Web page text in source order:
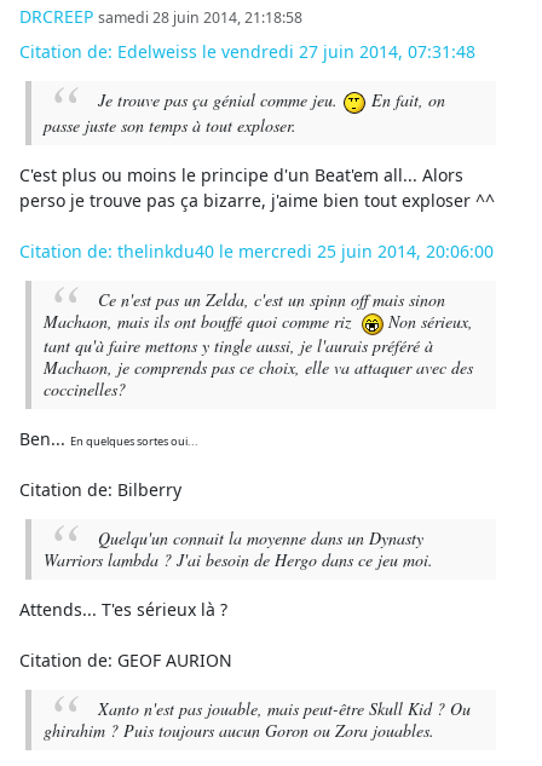
DRCREEP samedi 28 juin 2014, 21:18:58
Citation de: Edelweiss le vendredi 27 juin 2014, 07:31:48
Je trouve pas ça génial comme jeu.
En fait, on
passe juste son temps à tout exploser.
C'est plus ou moins le principe d'un Beat'em all... Alors
perso je trouve pas ça bizarre, j'aime bien tout exploser ^^
Citation de: thelinkdu40 le mercredi 25 juin 2014, 20:06:00
Ce n'est pas un Zelda, c'est un spinn off mais sinon
Machaon, mais ils ont bouffé quoi comme riz
Non sérieux,
tant qu'à faire mettons y tingle aussi, je l'aurais préféré à
Machaon, je comprends pas ce choix, elle va attaquer avec des
coccinelles?
Ben... En quelques sortes oui...
Citation de: Bilberry
Quelqu'un connait la moyenne dans un Dynasty
Warriors lambda ? J'ai besoin de Hergo dans ce jeu moi.
Attends... T'es sérieux là ?
Citation de: GEOF AURION
Xanto n'est pas jouable, mais peut-être Skull Kid ? Ou
ghirahim ? Puis toujours aucun Goron ou Zora jouables.